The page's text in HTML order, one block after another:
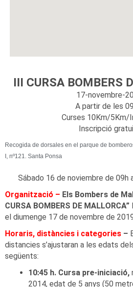
III CURSA BOMBERS
17-novembre-
A partir de les
Curses 10Km/5Km/
Inscripció
Recogida de dorsales en el parque de
I, nº121. Santa Ponsa
Sábado 16 de noviembre de 09h
Organització – Els Bombers de
CURSA BOMBERS DE MALLORCA”
el diumenge 17 de novembre de
Horaris, distàncies i categories –
distancies s’ajustaran a les edats
següents:
10:45 h. Cursa pre-iniciació,
2014, edat de 5 anys (50